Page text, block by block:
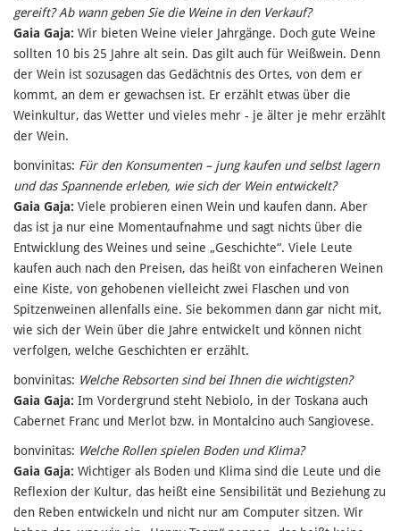
gereift? Ab wann geben Sie die Weine in den Verkauf?
Gaia Gaja: Wir bieten Weine vieler Jahrgänge. Doch gute Weine
sollten 10 bis 25 Jahre alt sein. Das gilt auch für Weißwein. Denn
der Wein ist sozusagen das Gedächtnis des Ortes, von dem er
kommt, an dem er gewachsen ist. Er erzählt etwas über die
Weinkultur, das Wetter und vieles mehr - je älter je mehr erzählt
der Wein.
bonvinitas: Für den Konsumenten – jung kaufen und selbst lagern
und das Spannende erleben, wie sich der Wein entwickelt?
Gaia Gaja: Viele probieren einen Wein und kaufen dann. Aber
das ist ja nur eine Momentaufnahme und sagt nichts über die
Entwicklung des Weines und seine „Geschichte“. Viele Leute
kaufen auch nach den Preisen, das heißt von einfacheren Weinen
eine Kiste, von gehobenen vielleicht zwei Flaschen und von
Spitzenweinen allenfalls eine. Sie bekommen dann gar nicht mit,
wie sich der Wein über die Jahre entwickelt und können nicht
verfolgen, welche Geschichten er erzählt.
bonvinitas: Welche Rebsorten sind bei Ihnen die wichtigsten?
Gaia Gaja: Im Vordergrund steht Nebiolo, in der Toskana auch
Cabernet Franc und Merlot bzw. in Montalcino auch Sangiovese.
bonvinitas: Welche Rollen spielen Boden und Klima?
Gaia Gaja: Wichtiger als Boden und Klima sind die Leute und die
Reflexion der Kultur, das heißt eine Sensibilität und Beziehung zu
den Reben entwickeln und nicht nur am Computer sitzen. Wir